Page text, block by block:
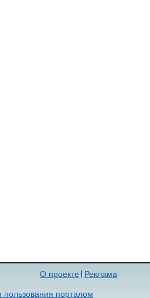
Реклама
О проекте
пользования порталом